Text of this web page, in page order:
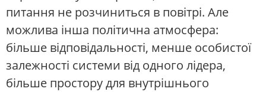
питання не розчиниться в повітрі. Але
можлива інша політична атмосфера:
більше відповідальності, менше особистої
залежності системи від одного лідера,
більше простору для внутрішнього